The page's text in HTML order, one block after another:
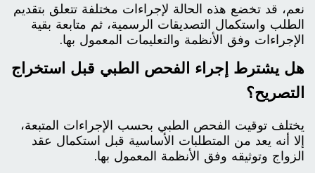
نعم، قد تخضع هذه الحالة لإجراءات مختلفة تتعلق بتقديم
الطلب واستكمال التصديقات الرسمية، ثم متابعة بقية
الإجراءات وفق الأنظمة والتعليمات المعمول بها.
هل يشترط إجراء الفحص الطبي قبل استخراج
التصريح؟
يختلف توقيت الفحص الطبي بحسب الإجراءات المتبعة،
إلا أنه يعد من المتطلبات الأساسية قبل استكمال عقد
الزواج وتوثيقه وفق الأنظمة المعمول بها.